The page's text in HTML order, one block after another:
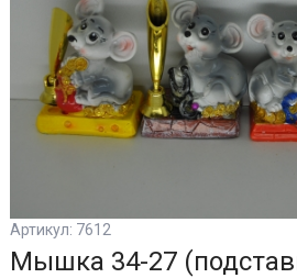
Артикул: 7612
Мышка 34-27